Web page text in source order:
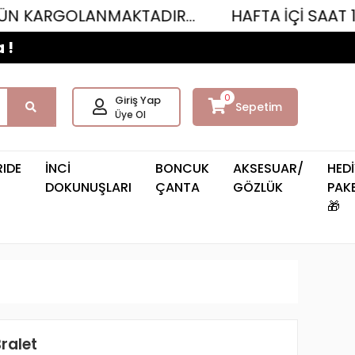
HAFTA İÇİ SAAT 12.00'YE
!
Giriş Yap
Üye Ol
0
Sepetim
İNCİ
DOKUNUŞLARI
BONCUK
ÇANTA
AKSESUAR/
GÖZLÜK
🎁